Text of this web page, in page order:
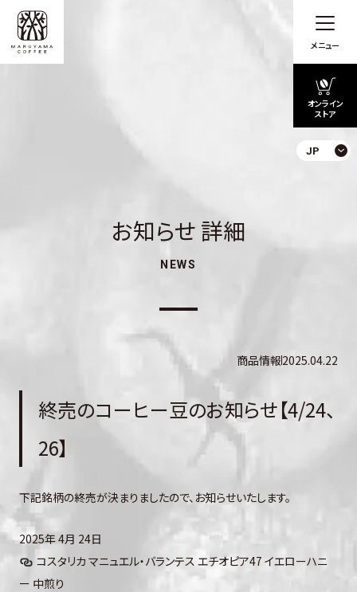
メニュー
オンライン
ストア
JP
お知らせ 詳細
NEWS
商品情報2025.04.22
終売のコーヒー豆のお知らせ【4/24、
26】
下記銘柄の終売が決まりましたので、お知らせいたします。
2025年 4月 24日
コスタリカ マニュエル・バランテス エチオピア47 イエローハニ
ー 中煎り